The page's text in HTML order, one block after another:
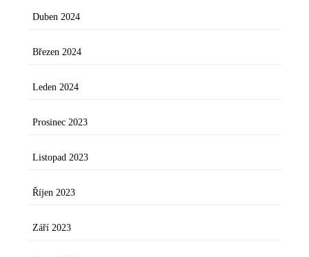
Duben 2024
Březen 2024
Leden 2024
Prosinec 2023
Listopad 2023
Říjen 2023
Září 2023